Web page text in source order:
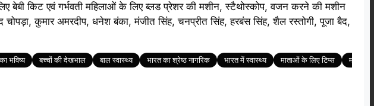
किट एवं गर्भवती महिलाओं के लिए ब्लड प्रेशर की मशीन, स्टैथोस्कोप, वजन करने की मशीन
कुमार अमरदीप, धनेश बंका, मंजीत सिंह, चनप्रीत सिंह, हरबंस सिंह, शैल रस्तोगी, पूजा बैद,
भविष्य बच्चों की देखभाल बाल स्वास्थ्य भारत का श्रेष्ठ नागरिक भारत में स्वास्थ्य माताओं के लिए टिप्स मातृत्व